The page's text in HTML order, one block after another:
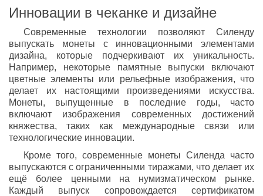
Инновации в чеканке и дизайне
Современные технологии позволяют Силенду
выпускать монеты с инновационными элементами
дизайна, которые подчеркивают их уникальность.
Например, некоторые памятные выпуски включают
цветные элементы или рельефные изображения, что
делает их настоящими произведениями искусства.
Монеты, выпущенные в последние годы, часто
включают изображения современных достижений
княжества, таких как международные связи или
технологические инновации.
Кроме того, современные монеты Силенда часто
выпускаются с ограниченными тиражами, что делает их
ещё более ценными на нумизматическом рынке.
Каждый выпуск сопровождается сертификатом